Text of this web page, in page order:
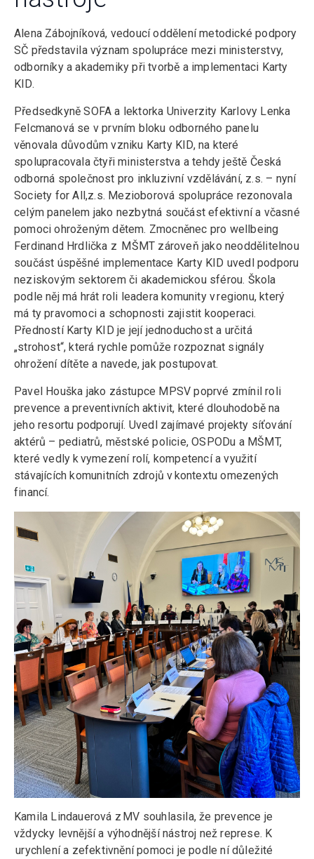
Alena Zábojníková, vedoucí oddělení metodické podpory
SČ představila význam spolupráce mezi ministerstvy,
odborníky a akademiky při tvorbě a implementaci Karty
KID.
Předsedkyně SOFA a lektorka Univerzity Karlovy Lenka
Felcmanová se v prvním bloku odborného panelu
věnovala důvodům vzniku Karty KID, na které
spolupracovala čtyři ministerstva a tehdy ještě Česká
odborná společnost pro inkluzivní vzdělávání, z.s. – nyní
Society for All,z.s. Mezioborová spolupráce rezonovala
celým panelem jako nezbytná součást efektivní a včasné
pomoci ohroženým dětem. Zmocněnec pro wellbeing
Ferdinand Hrdlička z MŠMT zároveň jako neoddělitelnou
součást úspěšné implementace Karty KID uvedl podporu
neziskovým sektorem či akademickou sférou. Škola
podle něj má hrát roli leadera komunity v regionu, který
má ty pravomoci a schopnosti zajistit kooperaci.
Předností Karty KID je její jednoduchost a určitá
„strohost“, která rychle pomůže rozpoznat signály
ohrožení dítěte a navede, jak postupovat.
Pavel Houška jako zástupce MPSV poprvé zmínil roli
prevence a preventivních aktivit, které dlouhodobě na
jeho resortu podporují. Uvedl zajímavé projekty síťování
aktérů – pediatrů, městské policie, OSPODu a MŠMT,
které vedly k vymezení rolí, kompetencí a využití
stávajících komunitních zdrojů v kontextu omezených
financí.
Kamila Lindauerová z MV souhlasila, že prevence je
vždycky levnější a výhodnější nástroj než represe. K
urychlení a zefektivnění pomoci je podle ní důležité